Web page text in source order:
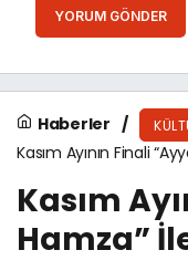
YORUM GÖNDER
Haberler
Kasım Ayının Finali
Kasım
Hamza”